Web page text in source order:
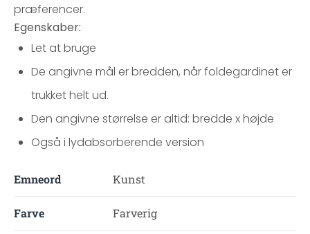
præferencer.
Egenskaber:
Let at bruge
De angivne mål er bredden, når foldegardinet er
trukket helt ud.
Den angivne størrelse er altid: bredde x højde
Også i lydabsorberende version
Emneord Kunst
Farve Farverig